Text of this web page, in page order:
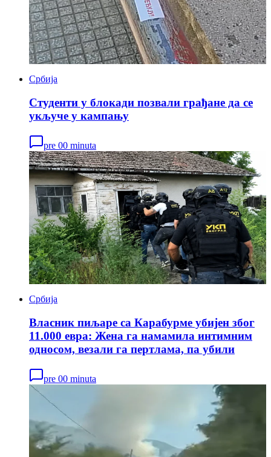
Србија
Студенти у блокади позвали грађане да се
укључе у кампању
pre 00 minuta
Србија
Власник пиљаре са Карабурме убијен због
11.000 евра: Жена га намамила интимним
односом, везали га пертлама, па убили
pre 00 minuta